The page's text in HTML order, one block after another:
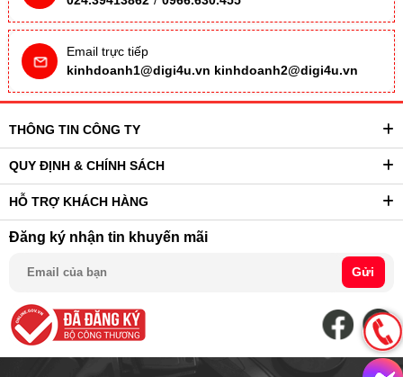
Email trực tiếp
kinhdoanh1@digi4u.vn kinhdoanh2@digi4u.vn
THÔNG TIN CÔNG TY
QUY ĐỊNH & CHÍNH SÁCH
HỖ TRỢ KHÁCH HÀNG
Đăng ký nhận tin khuyến mãi
Gửi